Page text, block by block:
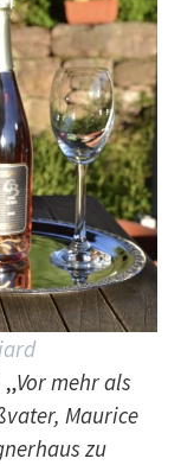
„Vor mehr als
Maurice
zu